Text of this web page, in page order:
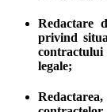
Redactare
privind
contractului
legale;